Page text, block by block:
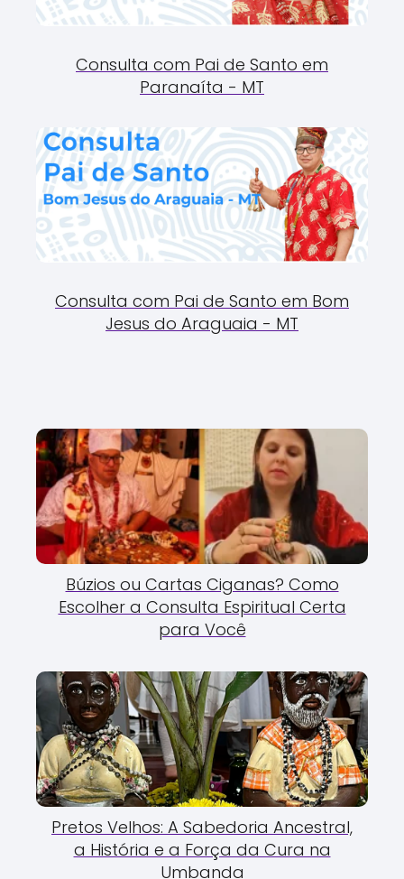
Consulta com Pai de Santo em
Paranaíta - MT
Consulta com Pai de Santo em Bom
Jesus do Araguaia - MT
Búzios ou Cartas Ciganas? Como
Escolher a Consulta Espiritual Certa
para Você
Pretos Velhos: A Sabedoria Ancestral,
a História e a Força da Cura na
Umbanda